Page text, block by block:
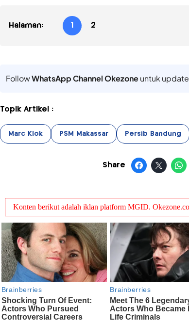
Halaman: 1 2
FollowWhatsApp Channel Okezoneuntuk
Topik Artikel :
Marc Klok PSM Makassar Persib Bandung
Share